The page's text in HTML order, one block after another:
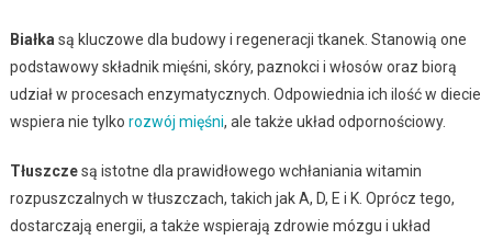
Białka są kluczowe dla budowy i regeneracji tkanek. Stanowią one
podstawowy składnik mięśni, skóry, paznokci i włosów oraz biorą
udział w procesach enzymatycznych. Odpowiednia ich ilość w diecie
wspiera nie tylko rozwój mięśni, ale także układ odpornościowy.
Tłuszczesą istotne dla prawidłowego wchłaniania witamin
rozpuszczalnych w tłuszczach, takich jak A, D, E i K. Oprócz tego,
dostarczają energii, a także wspierają zdrowie mózgu i układ